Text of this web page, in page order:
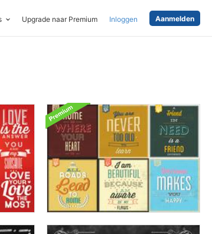
Upgrade naar Premium Inloggen Aanmelden